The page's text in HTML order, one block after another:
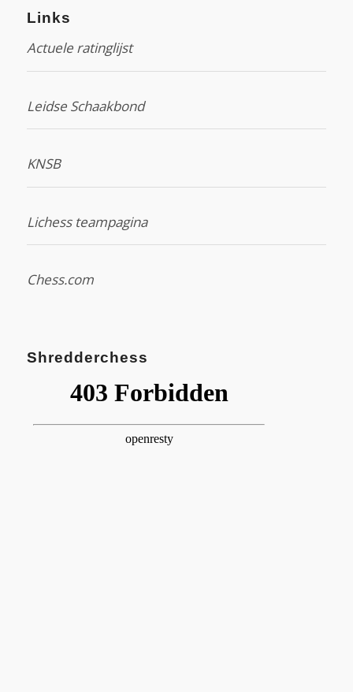
Links
Actuele ratinglijst
Leidse Schaakbond
KNSB
Lichess teampagina
Chess.com
Shredderchess